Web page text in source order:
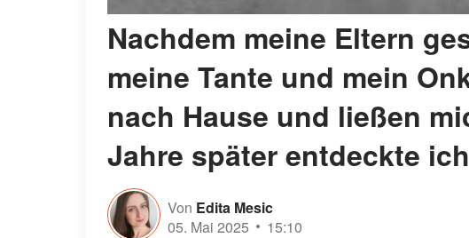
Nachdem meine Eltern
meine Tante und mein
nach Hause und ließen
Jahre später entdeckte
Von Edita Mesic
05. Mai 2025
15:10